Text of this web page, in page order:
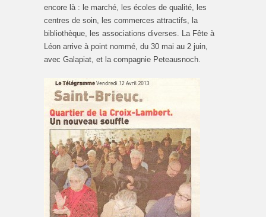
encore là : le marché, les écoles de qualité, les
centres de soin, les commerces attractifs, la
bibliothèque, les associations diverses. La Fête à
Léon arrive à point nommé, du 30 mai au 2 juin,
avec Galapiat, et la compagnie Peteausnoch.